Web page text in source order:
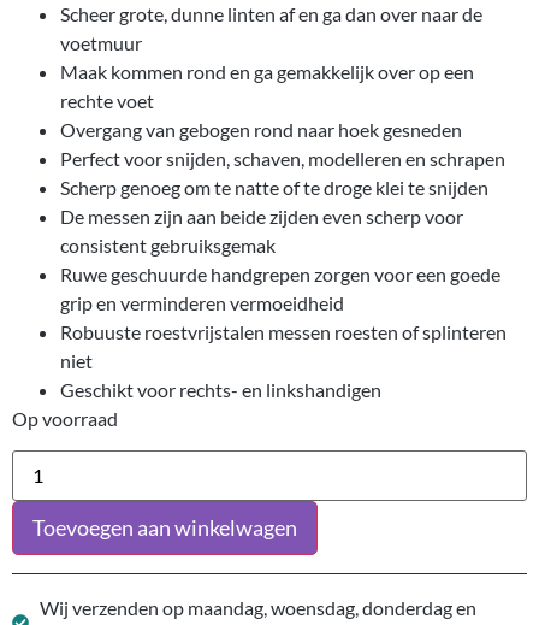
Scheer grote, dunne linten af en ga dan over naar de
voetmuur
Maak kommen rond en ga gemakkelijk over op een
rechte voet
Overgang van gebogen rond naar hoek gesneden
Perfect voor snijden, schaven, modelleren en schrapen
Scherp genoeg om te natte of te droge klei te snijden
De messen zijn aan beide zijden even scherp voor
consistent gebruiksgemak
Ruwe geschuurde handgrepen zorgen voor een goede
grip en verminderen vermoeidheid
Robuuste roestvrijstalen messen roesten of splinteren
niet
Geschikt voor rechts- en linkshandigen
Op voorraad
Toevoegen aan winkelwagen
Wij verzenden op maandag, woensdag, donderdag en